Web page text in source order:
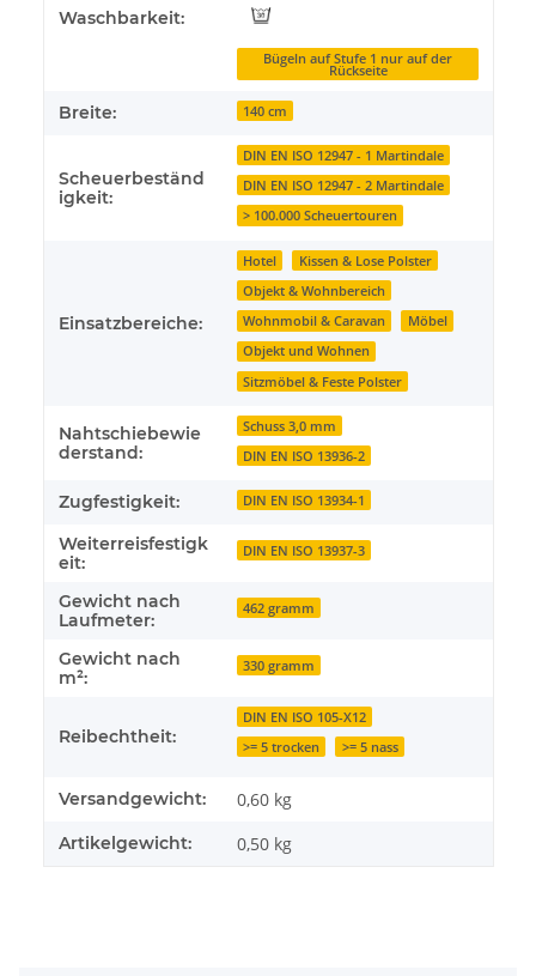
Waschbarkeit:
Bügeln auf Stufe 1 nur auf der
Rückseite
Breite: 140 cm
Scheuerbeständ
igkeit:
DIN EN ISO 12947 - 1 Martindale
DIN EN ISO 12947 - 2 Martindale
> 100.000 Scheuertouren
Einsatzbereiche:
Hotel
Kissen & Lose Polster
Objekt & Wohnbereich
Wohnmobil & Caravan
Möbel
Objekt und Wohnen
Sitzmöbel & Feste Polster
Nahtschiebewie
derstand:
Schuss 3,0 mm
DIN EN ISO 13936-2
Zugfestigkeit: DIN EN ISO 13934-1
Weiterreisfestigk
eit:
DIN EN ISO 13937-3
Gewicht nach
Laufmeter:
462 gramm
Gewicht nach
m²:
330 gramm
Reibechtheit:
DIN EN ISO 105-X12
>= 5 trocken
>= 5 nass
Versandgewicht: 0,60 kg
Artikelgewicht: 0,50 kg